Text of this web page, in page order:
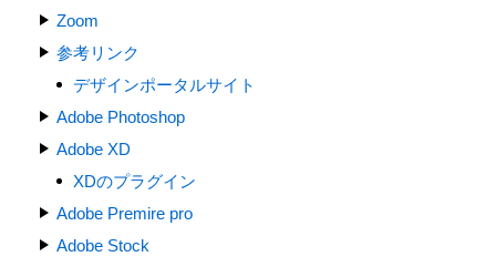
Zoom
参考リンク
デザインポータルサイト
Adobe Photoshop
Adobe XD
XDのプラグイン
Adobe Premire pro
Adobe Stock